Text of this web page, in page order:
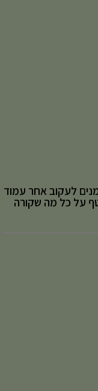
לעקוב אחר עמוד
על כל מה שקורה